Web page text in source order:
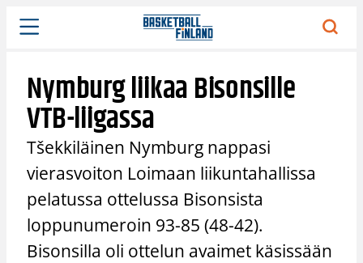
Siirry
sisältöön
Nymburg liikaa Bisonsille
VTB-liigassa
Tšekkiläinen Nymburg nappasi
vierasvoiton Loimaan liikuntahallissa
pelatussa ottelussa Bisonsista
loppunumeroin 93-85 (48-42).
Bisonsilla oli ottelun avaimet käsissään